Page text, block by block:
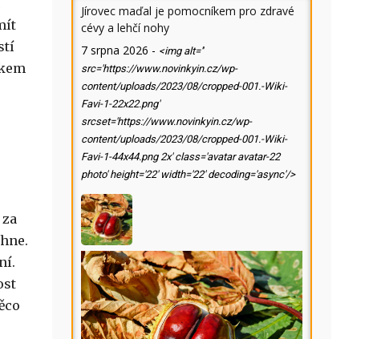
Jírovec maďal je pomocníkem pro zdravé
cévy a lehčí nohy
7 srpna 2026 - <img alt=''
src='https://www.novinkyin.cz/wp-
content/uploads/2023/08/cropped-001.-Wiki-
Favi-1-22x22.png'
srcset='https://www.novinkyin.cz/wp-
content/uploads/2023/08/cropped-001.-Wiki-
Favi-1-44x44.png 2x' class='avatar avatar-22
photo' height='22' width='22' decoding='async'/>